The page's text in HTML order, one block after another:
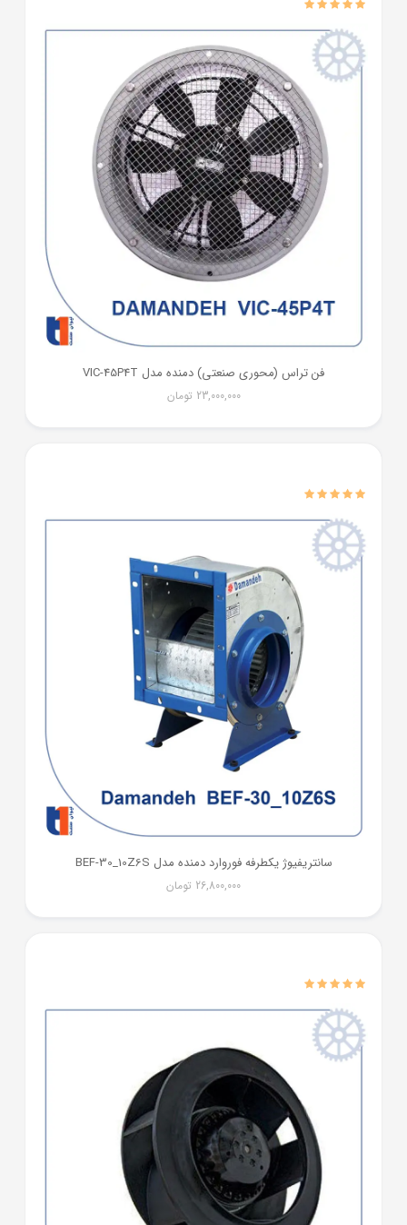
فن تراس (محوری صنعتی) دمنده مدل VIC-45P4T
23,000,000 تومان
سانتریفیوژ یکطرفه فوروارد دمنده مدل BEF-30_10Z6S
26,800,000 تومان